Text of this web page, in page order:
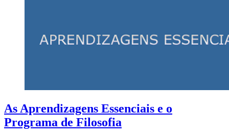
As Aprendizagens Essenciais e o
Programa de Filosofia